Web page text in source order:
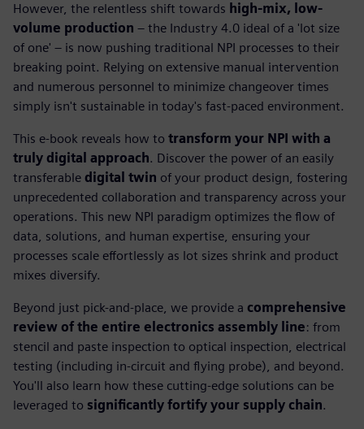
However, the relentless shift towards high-mix, low-
volume production – the Industry 4.0 ideal of a 'lot size
of one' – is now pushing traditional NPI processes to their
breaking point. Relying on extensive manual intervention
and numerous personnel to minimize changeover times
simply isn't sustainable in today's fast-paced environment.
This e-book reveals how to transform your NPI with a
truly digital approach. Discover the power of an easily
transferable digital twin of your product design, fostering
unprecedented collaboration and transparency across your
operations. This new NPI paradigm optimizes the flow of
data, solutions, and human expertise, ensuring your
processes scale effortlessly as lot sizes shrink and product
mixes diversify.
Beyond just pick-and-place, we provide a comprehensive
review of the entire electronics assembly line: from
stencil and paste inspection to optical inspection, electrical
testing (including in-circuit and flying probe), and beyond.
You'll also learn how these cutting-edge solutions can be
leveraged to significantly fortify your supply chain.